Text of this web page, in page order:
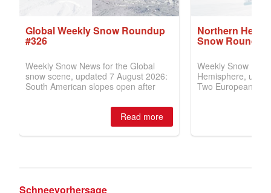
Schneevorhersage